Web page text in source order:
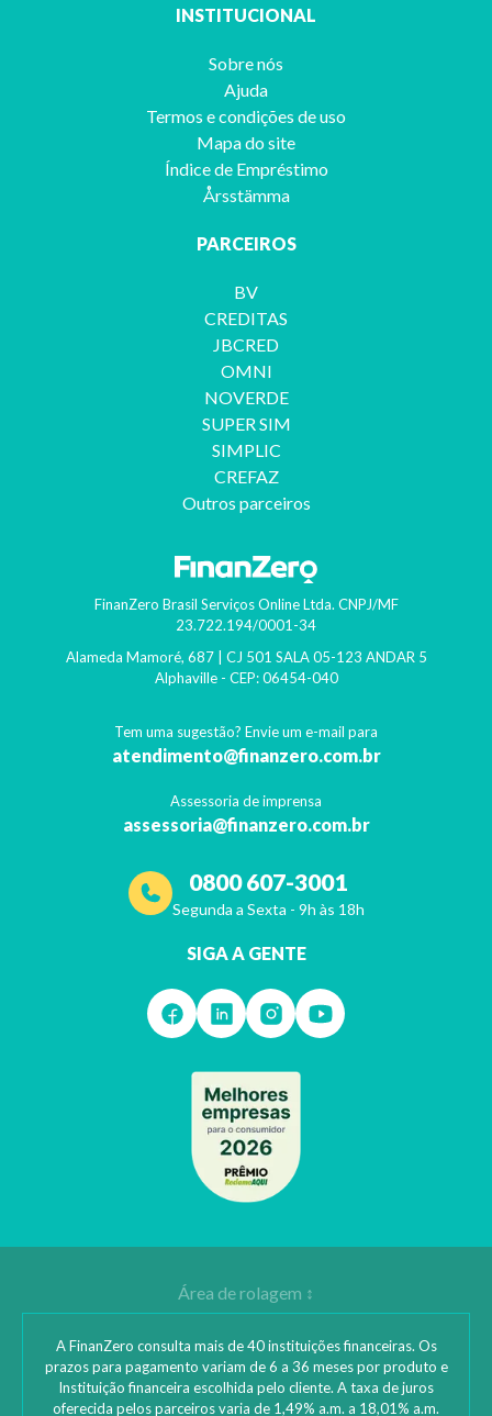
INSTITUCIONAL
Sobre nós
Ajuda
Termos e condições de uso
Mapa do site
Índice de Empréstimo
Årsstämma
PARCEIROS
BV
CREDITAS
JBCRED
OMNI
NOVERDE
SUPER SIM
SIMPLIC
CREFAZ
Outros parceiros
FinanZero Brasil Serviços Online Ltda. CNPJ/MF
23.722.194/0001-34
Alameda Mamoré, 687 | CJ 501 SALA 05-123 ANDAR 5
Alphaville- CEP: 06454-040
Tem uma sugestão? Envie um e-mail para
atendimento@finanzero.com.br
Assessoria de imprensa
assessoria@finanzero.com.br
0800 607-3001
Segunda a Sexta - 9h às 18h
SIGA A GENTE
A FinanZero consulta mais de 40 instituições financeiras. Os
prazos para pagamento variam de 6 a 36 meses por produto e
Instituição financeira escolhida pelo cliente. A taxa de juros
oferecida pelos parceiros varia de 1,49% a.m. a 18,01% a.m.